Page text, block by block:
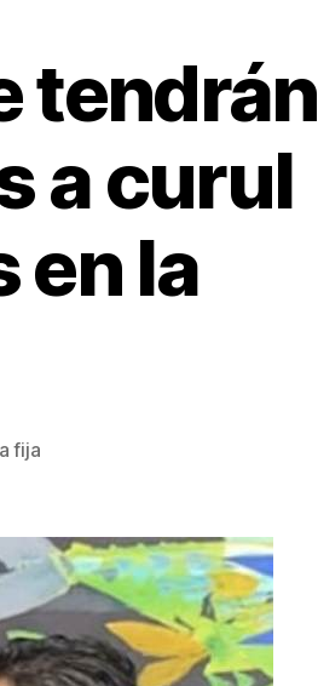
tendrán
a curul
en la
fija